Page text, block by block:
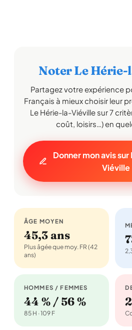
Noter Le
Partagez votre expérience
Français à mieux choisir leur
Le Hérie-la-Viéville sur 7
coût, loisirs…) en
Donner mon avis
Viéville
ÂGE MOYEN
45,3 ans
Plus âgée que moy. FR (42
ans)
HOMMES / FEMMES
44 % / 56 %
85 H · 109 F